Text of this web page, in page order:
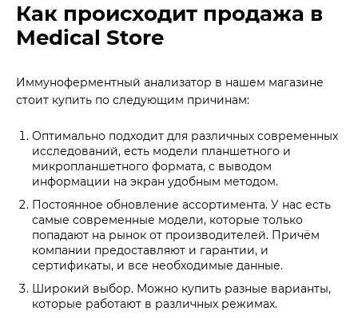
Как происходит продажа в
Medical Store
Иммуноферментный анализатор в нашем магазине
стоит купить по следующим причинам:
Оптимально подходит для различных современных
исследований, есть модели планшетного и
микропланшетного формата, с выводом
информации на экран удобным методом.
Постоянное обновление ассортимента. У нас есть
самые современные модели, которые только
попадают на рынок от производителей. Причём
компании предоставляют и гарантии, и
сертификаты, и все необходимые данные.
Широкий выбор. Можно купить разные варианты,
которые работают в различных режимах.